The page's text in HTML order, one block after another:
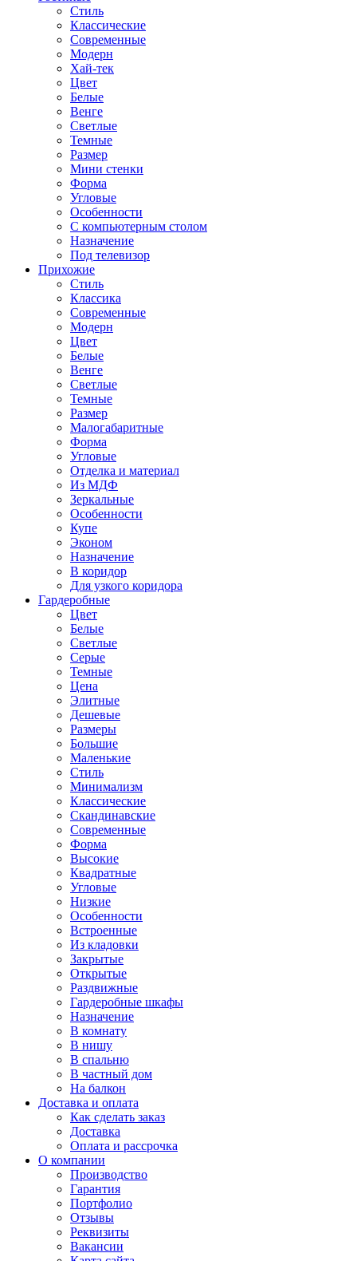
Стиль
Классические
Современные
Модерн
Хай-тек
Цвет
Белые
Венге
Светлые
Темные
Размер
Мини стенки
Форма
Угловые
Особенности
С компьютерным столом
Назначение
Под телевизор
Прихожие
Стиль
Классика
Современные
Модерн
Цвет
Белые
Венге
Светлые
Темные
Размер
Малогабаритные
Форма
Угловые
Отделка и материал
Из МДФ
Зеркальные
Особенности
Купе
Эконом
Назначение
В коридор
Для узкого коридора
Гардеробные
Цвет
Белые
Светлые
Серые
Темные
Цена
Элитные
Дешевые
Размеры
Большие
Маленькие
Стиль
Минимализм
Классические
Скандинавские
Современные
Форма
Высокие
Квадратные
Угловые
Низкие
Особенности
Встроенные
Из кладовки
Закрытые
Открытые
Раздвижные
Гардеробные шкафы
Назначение
В комнату
В нишу
В спальню
В частный дом
На балкон
Доставка и оплата
Как сделать заказ
Доставка
Оплата и рассрочка
О компании
Производство
Гарантия
Портфолио
Отзывы
Реквизиты
Вакансии